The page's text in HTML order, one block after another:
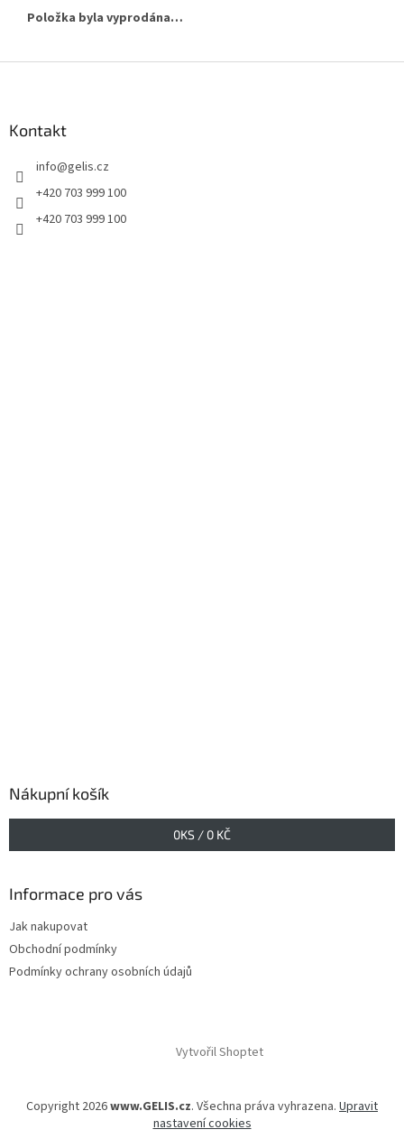
Položka byla vyprodána…
Kontakt
info@gelis.cz
+420 703 999 100
+420 703 999 100
Nákupní košík
0KS / 0 KČ
Informace pro vás
Jak nakupovat
Obchodní podmínky
Podmínky ochrany osobních údajů
Vytvořil Shoptet
Copyright 2026www.GELIS.cz. Všechna práva vyhrazena. Upravit
nastavení cookies